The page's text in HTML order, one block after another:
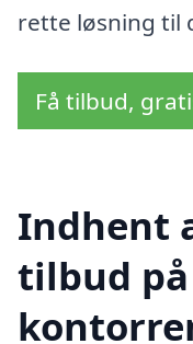
rette løsning til
Få tilbud,
Indhent
tilbud på